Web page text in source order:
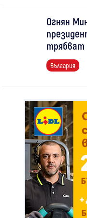
Огнян
трябват
България